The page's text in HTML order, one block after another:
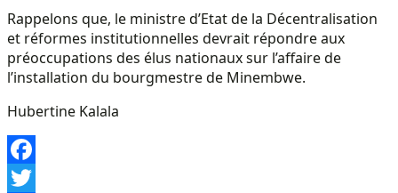
Rappelons que, le ministre d’Etat de la Décentralisation
et réformes institutionnelles devrait répondre aux
préoccupations des élus nationaux sur l’affaire de
l’installation du bourgmestre de Minembwe.
Hubertine Kalala
Facebook